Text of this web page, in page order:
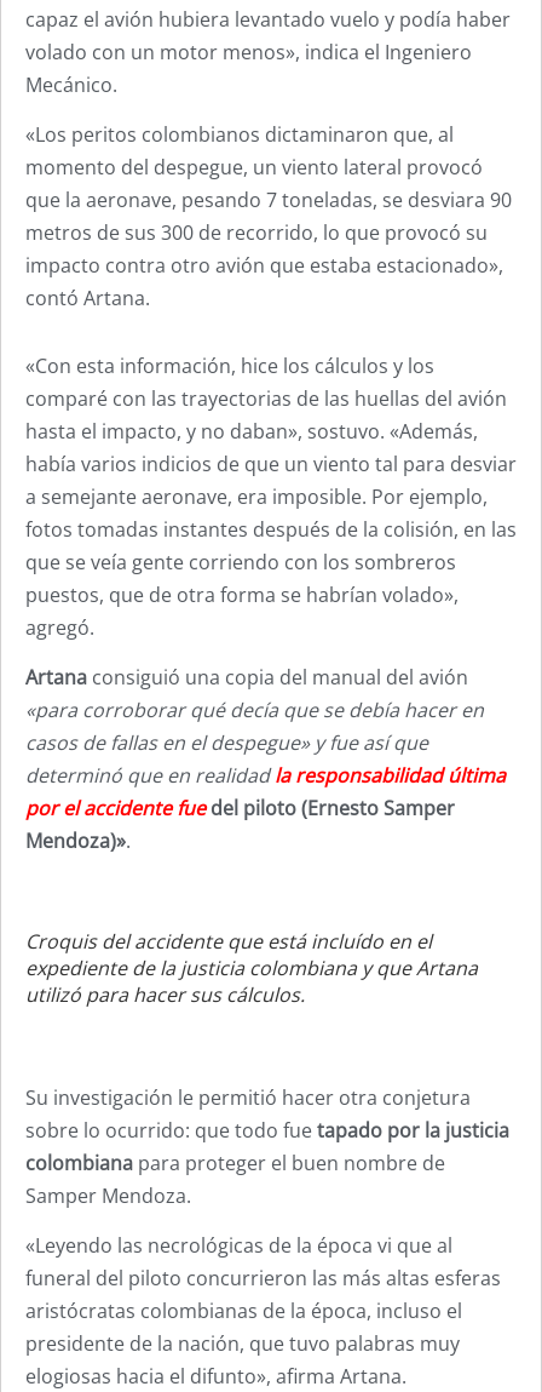
capaz el avión hubiera levantado vuelo y podía haber
volado con un motor menos», indica el Ingeniero
Mecánico.
«Los peritos colombianos dictaminaron que, al
momento del despegue, un viento lateral provocó
que la aeronave, pesando 7 toneladas, se desviara 90
metros de sus 300 de recorrido, lo que provocó su
impacto contra otro avión que estaba estacionado»,
contó Artana.
«Con esta información, hice los cálculos y los
comparé con las trayectorias de las huellas del avión
hasta el impacto, y no daban», sostuvo. «Además,
había varios indicios de que un viento tal para desviar
a semejante aeronave, era imposible. Por ejemplo,
fotos tomadas instantes después de la colisión, en las
que se veía gente corriendo con los sombreros
puestos, que de otra forma se habrían volado»,
agregó.
Artana consiguió una copia del manual del avión
«para corroborar qué decía que se debía hacer en
casos de fallas en el despegue» y fue así que
determinó que en realidadla responsabilidad última
por el accidente fue del piloto (Ernesto Samper
Mendoza)».
Croquis del accidente que está incluído en el
expediente de la justicia colombiana y que Artana
utilizó para hacer sus cálculos.
Su investigación le permitió hacer otra conjetura
sobre lo ocurrido: que todo fuetapado por la justicia
colombiana para proteger el buen nombre de
Samper Mendoza.
«Leyendo las necrológicas de la época vi que al
funeral del piloto concurrieron las más altas esferas
aristócratas colombianas de la época, incluso el
presidente de la nación, que tuvo palabras muy
elogiosas hacia el difunto», afirma Artana.